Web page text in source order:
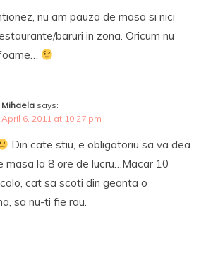
nu am pauza de masa si nici
baruri in zona. Oricum nu
Mihaela says:
April 6, 2011 at 10:27 pm
Din cate stiu, e obligatoriu sa va dea
masa la 8 ore de lucru…Macar 10
cat sa scoti din geanta o
sa nu-ti fie rau.